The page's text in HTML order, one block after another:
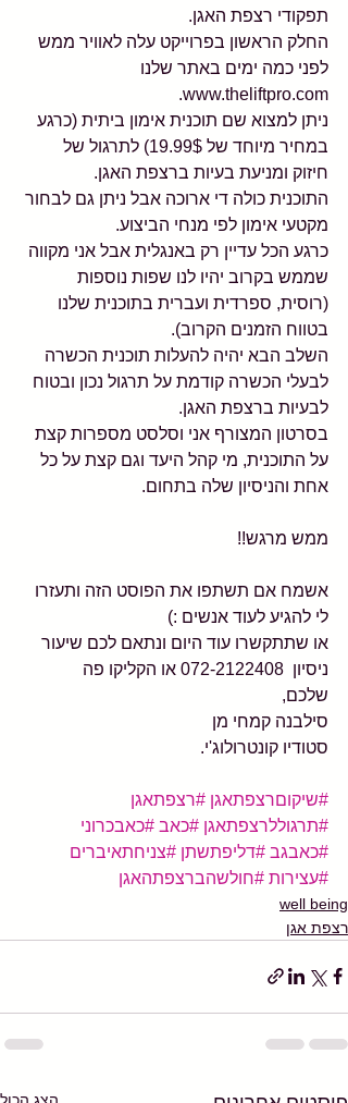
תפקודי רצפת האגן.
החלק הראשון בפרוייקט עלה לאוויר ממש
לפני כמה ימים באתר שלנו
www.theliftpro.com.
ניתן למצוא שם תוכנית אימון ביתית (כרגע
במחיר מיוחד של 19.99$) לתרגול של
חיזוק ומניעת בעיות ברצפת האגן.
התוכנית כולה די ארוכה אבל ניתן גם לבחור
מקטעי אימון לפי מנחי הביצוע.
כרגע הכל עדיין רק באנגלית אבל אני מקווה
שממש בקרוב יהיו לנו שפות נוספות
(רוסית, ספרדית ועברית בתוכנית שלנו
בטווח הזמנים הקרוב).
השלב הבא יהיה להעלות תוכנית הכשרה
לבעלי הכשרה קודמת על תרגול נכון ובטוח
לבעיות ברצפת האגן.
בסרטון המצורף אני וסלסט מספרות קצת
על התוכנית, מי קהל היעד וגם קצת על כל
אחת והניסיון שלה בתחום.
ממש מרגש!!
אשמח אם תשתפו את הפוסט הזה ותעזרו
לי להגיע לעוד אנשים :)
או שתתקשרו עוד היום ונתאם לכם שיעור
ניסיון  072-2122408 או הקליקו פה
שלכם,
סילבנה קמחי מן
סטודיו קונטרולוג'י.
#שיקוםרצפתאגן #רצפתאגן
#תרגוללרצפתאגן #כאב #כאבכרוני
#כאבגב #דליפתשתן #צניחתאיברים
#עצירות #חולשהברצפתהאגן
well being
רצפת אגן
הצג הכול